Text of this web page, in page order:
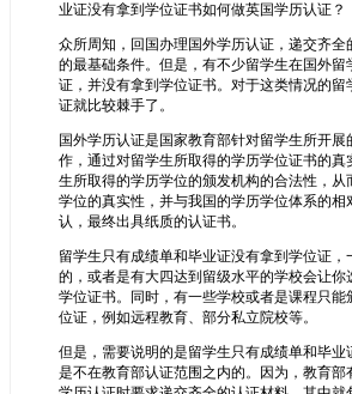
业证没有拿到学位证书如何做英国学历认证？
众所周知，回国办理国外学历认证，递交齐全
的最基础条件。但是，有不少留学生在国外留
证，并没有拿到学位证书。对于这类情况的留
证就比较棘手了。
国外学历认证是国家教育部针对留学生所开
作，通过对留学生所取得的学历学位证书的
生所取得的学历学位的颁发机构的合法性，
学位的真实性，并与我国的学历学位体系的
认，最终出具纸质的认证书。
留学生只有成绩单和毕业证没有拿到学位证，
的，或者是有大四达到留级水平的学校会让
学位证书。同时，有一些学校或者是课程只
位证，例如远程教育、部分私立院校等。
但是，需要说明的是留学生只有成绩单和毕业
是不在教育部认证范围之内的。因为，教育部